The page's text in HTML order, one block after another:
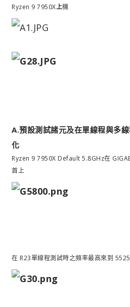
Ryzen 9 7950X上機
A.預設測試諸元及在單線程與多
化
Ryzen 9 7950X Default 5.8GHz在
首上
在 R23單線程測試時之頻率最高來到